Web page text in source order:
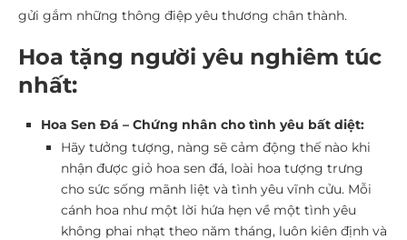
gửi gắm những thông điệp yêu thương chân thành.
Hoa tặng người yêu nghiêm túc
nhất:
Hoa Sen Đá – Chứng nhân cho tình yêu bất diệt:
Hãy tưởng tượng, nàng sẽ cảm động thế nào khi
nhận được giỏ hoa sen đá, loài hoa tượng trưng
cho sức sống mãnh liệt và tình yêu vĩnh cửu. Mỗi
cánh hoa như một lời hứa hẹn về một tình yêu
không phai nhạt theo năm tháng, luôn kiên định và